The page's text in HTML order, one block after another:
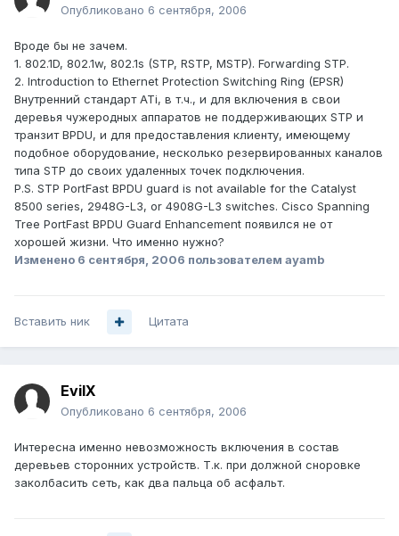
Опубликовано 6 сентября, 2006
Вроде бы не зачем.
1. 802.1D, 802.1w, 802.1s (STP, RSTP, MSTP). Forwarding STP.
2. Introduction to Ethernet Protection Switching Ring (EPSR)
Внутренний стандарт ATi, в т.ч., и для включения в свои
деревья чужеродных аппаратов не поддерживающих STP и
транзит BPDU, и для предоставления клиенту, имеющему
подобное оборудование, несколько резервированных каналов
типа STP до своих удаленных точек подключения.
P.S. STP PortFast BPDU guard is not available for the Catalyst
8500 series, 2948G-L3, or 4908G-L3 switches. Cisco Spanning
Tree PortFast BPDU Guard Enhancement появился не от
хорошей жизни. Что именно нужно?
Изменено 6 сентября, 2006 пользователем ayamb
Вставить ник Цитата
EvilX
Опубликовано 6 сентября, 2006
Интересна именно невозможность включения в состав
деревьев сторонних устройств. Т.к. при должной сноровке
заколбасить сеть, как два пальца об асфальт.